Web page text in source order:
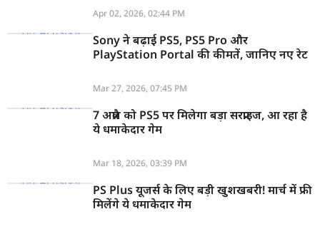
Apr 02, 2026, 02:44 PM
Sony ने बढ़ाई PS5, PS5 Pro और
PlayStation Portal की कीमतें, जानिए नए रेट
Mar 27, 2026, 07:45 PM
7 अप्रैल को PS5 पर मिलेगा बड़ा सरप्राइज, आ रहा है
ये धमाकेदार गेम
Mar 18, 2026, 03:39 PM
PS Plus यूजर्स के लिए बड़ी खुशखबरी! मार्च में फ्री
मिलेंगे ये धमाकेदार गेम